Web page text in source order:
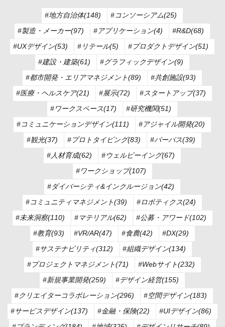
#地方自治体(148)
#コンソーシアム(25)
#製造・メーカー(97)
#アプリケーション(4)
#R&D(68)
#UXデザイン(53)
#リテール(5)
#プロダクトデザイン(51)
#建設・建築(61)
#グラフィックデザイン(9)
#都市開発・エリアマネジメント(89)
#共創施設(93)
#医療・ヘルスケア(21)
#展示(72)
#スタートアップ(37)
#ワークスペース(17)
#研究機関(51)
#コミュニケーションデザイン(111)
#アジャイル開発(20)
#観光(37)
#プロトタイピング(83)
#パーパス(39)
#人材育成(62)
#ウェルビーイング(67)
#ワークショップ(107)
#ダイバーシティ&インクルージョン(42)
#コミュニティマネジメント(39)
#ロボティクス(24)
#未来洞察(110)
#マテリアル(62)
#公募・アワード(102)
#教育(93)
#VR/AR(47) #食農(42)
#DX(29)
#サステナビリティ(312)
#組織デザイン(134)
#プロジェクトマネジメント(71)
#Webサイト(232)
#新規事業開発(259)
#デザイン経営(155)
#クリエイターコラボレーション(296)
#空間デザイン(183)
#サービスデザイン(137)
#金融・保険(22)
#UIデザイン(86)